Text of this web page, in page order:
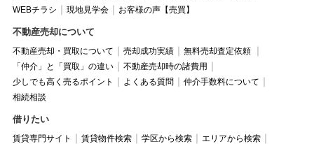
WEBチラシ
現地見学会 お客様の声【売買】
不動産売却について
不動産売却・買取について 売却成功実績
無料売却査定依頼
「仲介」と「買取」の違い
不動産売却時の諸費用
少しでも高く売るポイント
よくある質問
仲介手数料について
相続相談
借りたい
賃貸専門サイト 賃貸物件検索 学区から検索
エリアから検索